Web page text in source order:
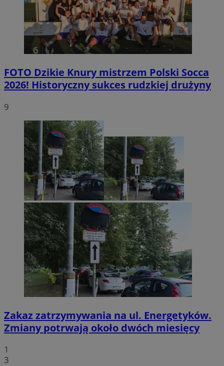
FOTO Dzikie Knury mistrzem Polski Socca
2026! Historyczny sukces rudzkiej drużyny
9
Zakaz zatrzymywania na ul. Energetyków.
Zmiany potrwają około dwóch miesięcy
1
3